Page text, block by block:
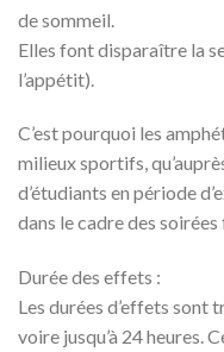
de sommeil.
Elles font disparaître la
l’appétit).
C’est pourquoi les
milieux sportifs,
d’étudiants en période
dans le cadre des
Durée des effets :
Les durées d’effets sont
voire jusqu’à 24 heures.